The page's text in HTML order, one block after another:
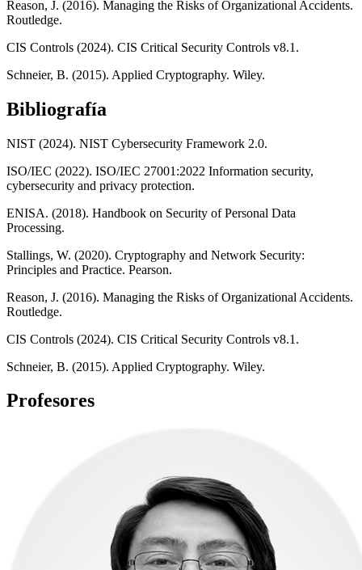
Reason, J. (2016). Managing the Risks of Organizational Accidents.
Routledge.
CIS Controls (2024). CIS Critical Security Controls v8.1.
Schneier, B. (2015). Applied Cryptography. Wiley.
Bibliografía
NIST (2024). NIST Cybersecurity Framework 2.0.
ISO/IEC (2022). ISO/IEC 27001:2022 Information security,
cybersecurity and privacy protection.
ENISA. (2018). Handbook on Security of Personal Data
Processing.
Stallings, W. (2020). Cryptography and Network Security:
Principles and Practice. Pearson.
Reason, J. (2016). Managing the Risks of Organizational Accidents.
Routledge.
CIS Controls (2024). CIS Critical Security Controls v8.1.
Schneier, B. (2015). Applied Cryptography. Wiley.
Profesores